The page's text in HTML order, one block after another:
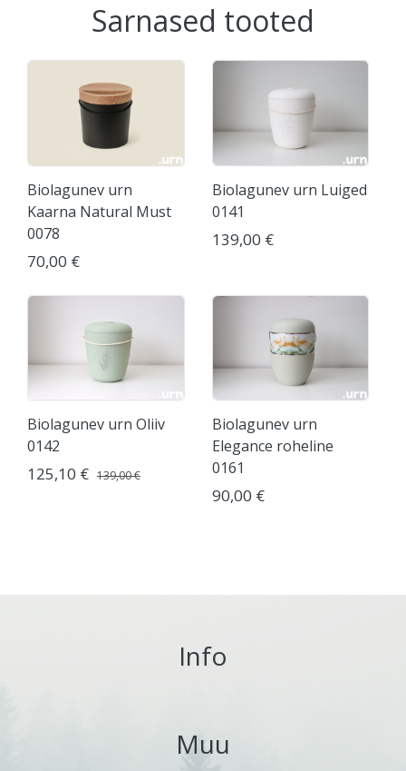
Sarnased tooted
Biolagunev urn
Kaarna Natural Must
0078
70,00 €
Biolagunev urn Luiged
0141
139,00 €
Biolagunev urn Oliiv
0142
125,10 € 139,00 €
Biolagunev urn
Elegance roheline
0161
90,00 €
Info
Muu